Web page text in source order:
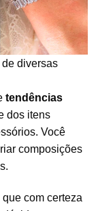
diversas
tendências
dos itens
Você
composições
com certeza